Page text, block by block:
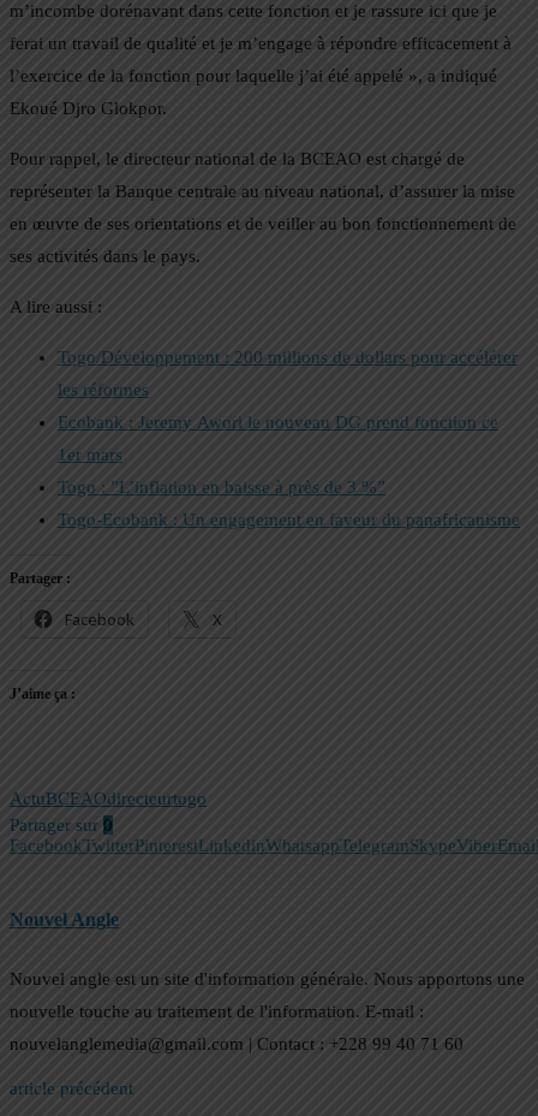
m’incombe dorénavant dans cette fonction et je rassure ici que je
ferai un travail de qualité et je m’engage à répondre efficacement à
l’exercice de la fonction pour laquelle j’ai été appelé », a indiqué
Ekoué Djro Glokpor.
Pour rappel, le directeur national de la BCEAO est chargé de
représenter la Banque centrale au niveau national, d’assurer la mise
en œuvre de ses orientations et de veiller au bon fonctionnement de
ses activités dans le pays.
A lire aussi :
Togo/Développement : 200 millions de dollars pour accélérer
les réformes
Ecobank : Jeremy Awori le nouveau DG prend fonction ce
1er mars
Togo : ”L’inflation en baisse à près de 3 %”
Togo-Ecobank : Un engagement en faveur du panafricanisme
Partager :
Facebook X
J’aime ça :
ActuBCEAOdirecteurtogo
Partager sur 0
FacebookTwitterPinterestLinkedinWhatsappTelegramSkypeViber
Nouvel Angle
Nouvel angle est un site d'information générale. Nous apportons une
nouvelle touche au traitement de l'information. E-mail :
nouvelanglemedia@gmail.com | Contact : +228 99 40 71 60
article précédent